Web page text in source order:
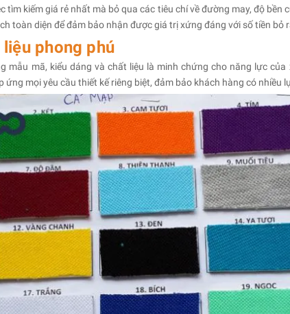
tìm kiếm giá rẻ nhất mà bỏ qua các tiêu chí về đường may, độ bền
toàn diện để đảm bảo nhận được giá trị xứng đáng với số tiền bỏ
phong phú
mẫu mã, kiểu dáng và chất liệu là minh chứng cho năng lực
ứng mọi yêu cầu thiết kế riêng biệt, đảm bảo khách hàng có nhiều